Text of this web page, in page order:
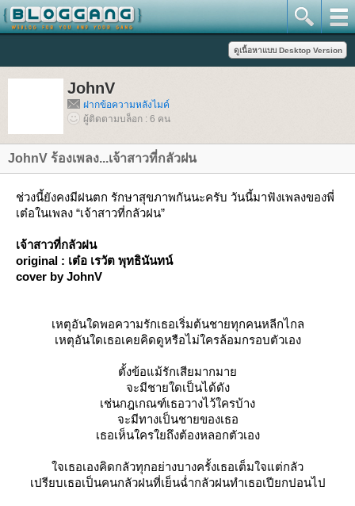
JohnV
ฝากข้อความหลังไมค์
ผู้ติดตามบล็อก : 6 คน
JohnV ร้องเพลง...เจ้าสาวที่กลัวฝน
ช่วงนี้ยังคงมีฝนตก รักษาสุขภาพกันนะครับ วันนี้มาฟังเพลงของพี่
เต๋อในเพลง “เจ้าสาวที่กลัวฝน”
เจ้าสาวที่กลัวฝน
original : เต๋อ เรวัต พุทธินันทน์
cover by JohnV
เหตุอันใดพอความรักเธอเริ่มต้นชายทุกคนหลีกไกล
เหตุอันใดเธอเคยคิดดูหรือไม่ใครล้อมกรอบตัวเอง
ตั้งข้อแม้รักเสียมากมา
จะมีชายใดเป็นได้ดัง
เช่นกฎเกณฑ์เธอวางไว้ใครบ้าง
จะมีทางเป็นชายของเธอ
เธอเห็นใครใยถึงต้องหลอกตัวเอง
จเธอเองคิดกลัวทุกอย่างบางครั้งเธอเต็มใจแต่กลัว
เปรียบเธอเป็นคนกลัวฝนที่เย็นฉ่ำกลัวฝนทำเธอเปียกปอนไป